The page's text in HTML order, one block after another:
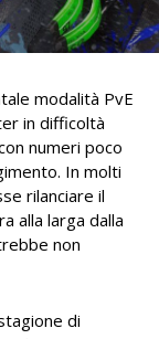
modalità PvE
in difficoltà
numeri poco
In molti
rilanciare il
alla larga dalla
non
di